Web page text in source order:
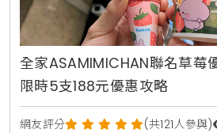
全家ASAMIMICHAN聯名草莓
限時5支188元優惠攻略
網友評分 (共121人參與)